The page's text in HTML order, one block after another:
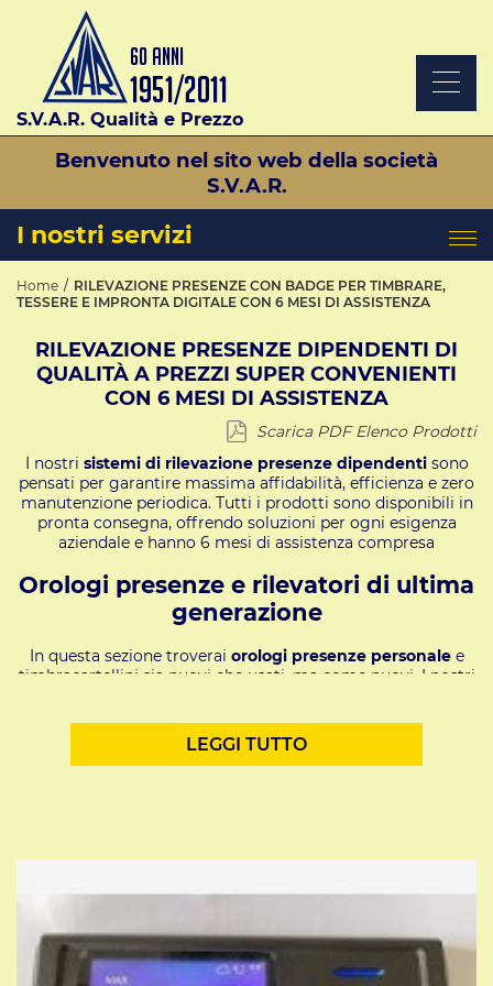
S.V.A.R. Qualità e Prezzo
Benvenuto nel sito web della società
S.V.A.R.
I nostri servizi
Home
RILEVAZIONE PRESENZE CON BADGE PER TIMBRARE,
TESSERE E IMPRONTA DIGITALE CON 6 MESI DI ASSISTENZA
RILEVAZIONE PRESENZE DIPENDENTI DI
QUALITÀ A PREZZI SUPER CONVENIENTI
CON 6 MESI DI ASSISTENZA
Scarica PDF Elenco Prodotti
I nostri sistemi di rilevazione presenze dipendentisono
pensati per garantire massima affidabilità, efficienza e zero
manutenzione periodica. Tutti i prodotti sono disponibili in
pronta consegna, offrendo soluzioni per ogni esigenza
aziendale e hanno 6 mesi di assistenza compresa
Orologi presenze e rilevatori di ultima
generazione
In questa sezione troverai orologi presenze personalee
timbracartellini sia nuovi che usati, ma come nuovi. I nostri
adattarsi alle esigenze di ogni settore.
Programmazione orari di timbratura e gestione
colori (rosso/nero).
LEGGI TUTTO